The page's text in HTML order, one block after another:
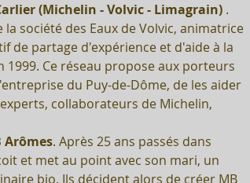
(Michelin - Volvic - Limagrain) .
société des Eaux de Volvic, animatrice
de partage d'expérience et d'aide à la
Ce réseau propose aux porteurs
du Puy-de-Dôme, de les aider
collaborateurs de Michelin,
Arômes. Après 25 ans passés dans
et met au point avec son mari, un
bio. Ils décident alors de créer MB